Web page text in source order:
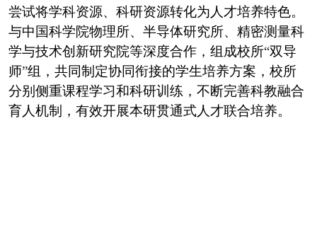
尝试将学科资源、科研资源转化为人才培养特色。
与中国科学院物理所、半导体研究所、精密测量科
学与技术创新研究院等深度合作，组成校所“双导
师”组，共同制定协同衔接的学生培养方案，校所
分别侧重课程学习和科研训练，不断完善科教融合
育人机制，有效开展本研贯通式人才联合培养。